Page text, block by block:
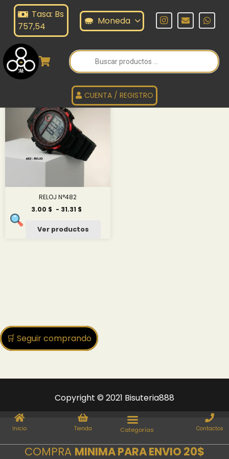
Tasa: Bs
757,54
Moneda
Búsqueda
de
productos
CUENTA / REGISTRO
SERIE N°228
RELOJ SERIE N°228
RELOJ N°482
3.00 $ - 31.31 $
desde
Ver productos
🛒 Seguir comprando
Copyright © 2021 Bisuteria888
Inicio Tienda Contactos
COMPRA MINIMA PARA ENVIO 20$